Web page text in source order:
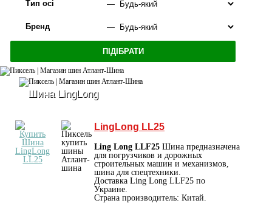
Тип осі
Бренд
Шина LingLong
LingLong LL25
Ling Long LLF25 Шина предназначена
для погрузчиков и дорожных
строительных машин и механизмов,
шина для спецтехники.
Доставка Ling Long LLF25 по
Украине.
Страна производитель: Китай.